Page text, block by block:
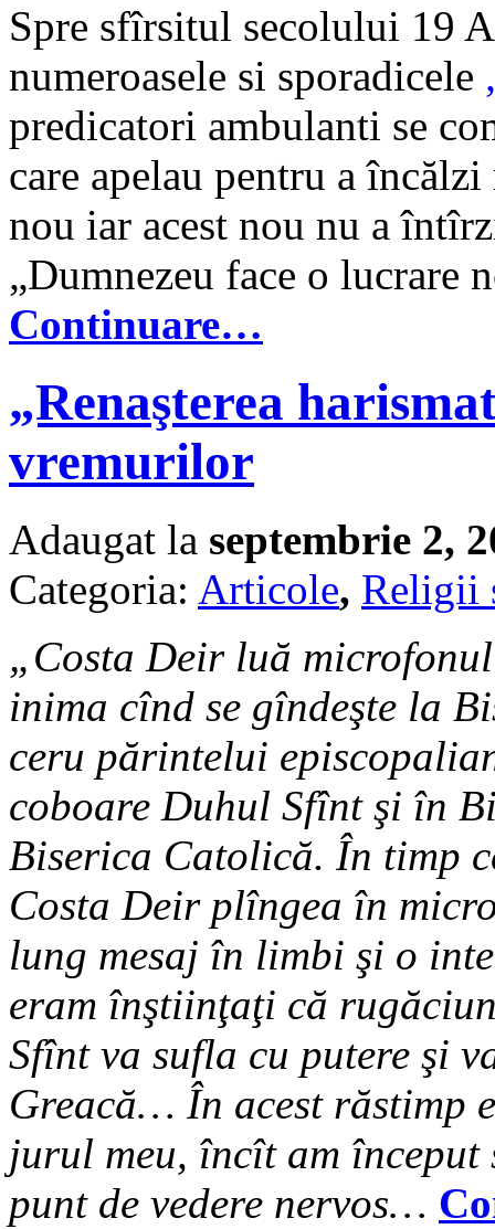
Spre sfîrsitul secolului 19
numeroasele si sporadicele
predicatori ambulanti se
care apelau pentru a
nou iar acest nou nu a
„Dumnezeu face o lucrare
Continuare…
„Renaşterea
vremurilor
Adaugat la septembrie 2,
Categoria: Articole, Religii
„Costa Deir luă
inima cînd se gîndeşte la
ceru părintelui
coboare Duhul Sfînt şi în
Biserica Catolică. În timp
Costa Deir plîngea în
lung mesaj în limbi şi o
eram înştiinţaţi că
Sfînt va sufla cu putere şi
Greacă… În acest răstimp
jurul meu, încît am
punt de vedere nervos…